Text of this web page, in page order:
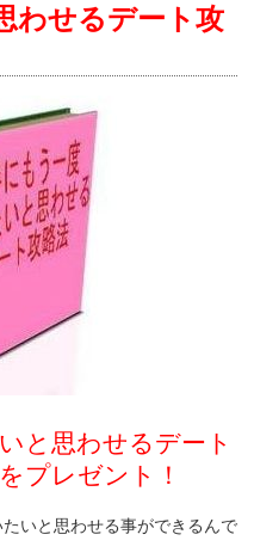
わせるデート攻
と思わせるデート
プレゼント！
いと思わせる事ができるんで